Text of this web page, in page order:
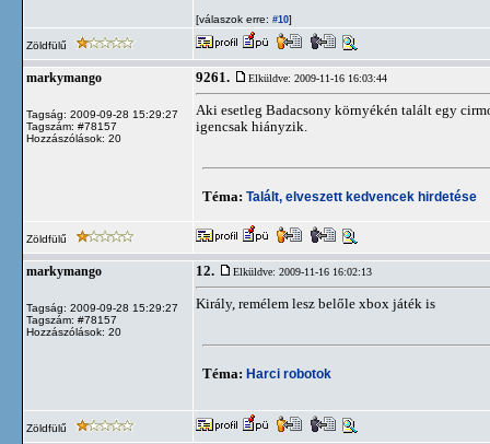
[válaszok erre: #10]
Zöldfülű
markymango
Tagság: 2009-09-28 15:29:27
Tagszám: #78157
Hozzászólások: 20
9261. Elküldve: 2009-11-16 16:03:44
Aki esetleg Badacsony környékén talált egy
igencsak hiányzik.
Téma: Talált, elveszett kedvencek hirdetése
Zöldfülű
markymango
Tagság: 2009-09-28 15:29:27
Tagszám: #78157
Hozzászólások: 20
12. Elküldve: 2009-11-16 16:02:13
Király, remélem lesz belőle xbox játék is
Téma: Harci robotok
Zöldfülű